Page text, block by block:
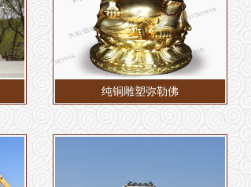
纯铜雕塑弥勒佛